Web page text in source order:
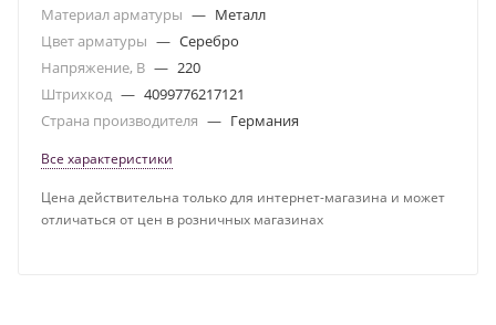
Материал арматуры — Металл
Цвет арматуры — Серебро
Напряжение, В — 220
Штрихкод — 4099776217121
Страна производителя — Германия
Все характеристики
Цена действительна только для интернет-магазина и может
отличаться от цен в розничных магазинах